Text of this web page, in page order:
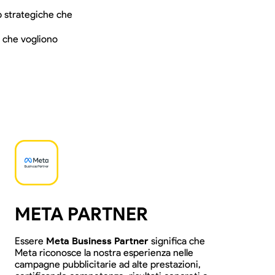
strategiche che
vogliono
META PARTNER
Essere Meta Business Partnersignifica che
Meta riconosce la nostra esperienza nelle
campagne pubblicitarie ad alte prestazioni,